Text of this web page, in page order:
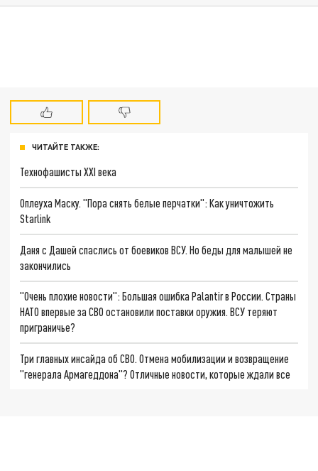
ЧИТАЙТЕ ТАКЖЕ:
Технофашисты XXI века
Оплеуха Маску. "Пора снять белые перчатки": Как уничтожить
Starlink
Даня с Дашей спаслись от боевиков ВСУ. Но беды для малышей не
закончились
"Очень плохие новости": Большая ошибка Palantir в России. Страны
НАТО впервые за СВО остановили поставки оружия. ВСУ теряют
приграничье?
Три главных инсайда об СВО. Отмена мобилизации и возвращение
"генерала Армагеддона"? Отличные новости, которые ждали все